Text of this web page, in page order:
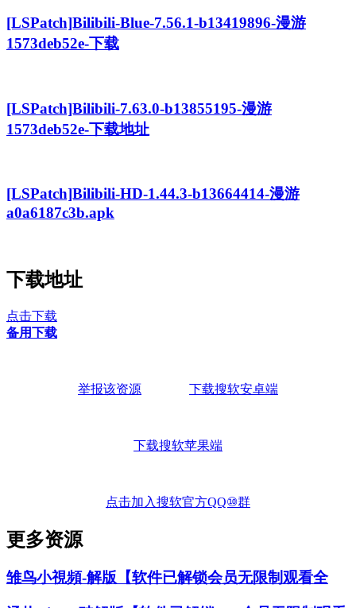
[LSPatch]Bilibili-Blue-7.56.1-b13419896-漫游
1573deb52e-下载
[LSPatch]Bilibili-7.63.0-b13855195-漫游
1573deb52e-下载地址
[LSPatch]Bilibili-HD-1.44.3-b13664414-漫游
a0a6187c3b.apk
下载地址
点击下载
备用下载
举报该资源 下载搜软安卓端
下载搜软苹果端
点击加入搜软官方QQ⑩群
更多资源
雏鸟小視頻-解版【软件已解锁会员无限制观看全